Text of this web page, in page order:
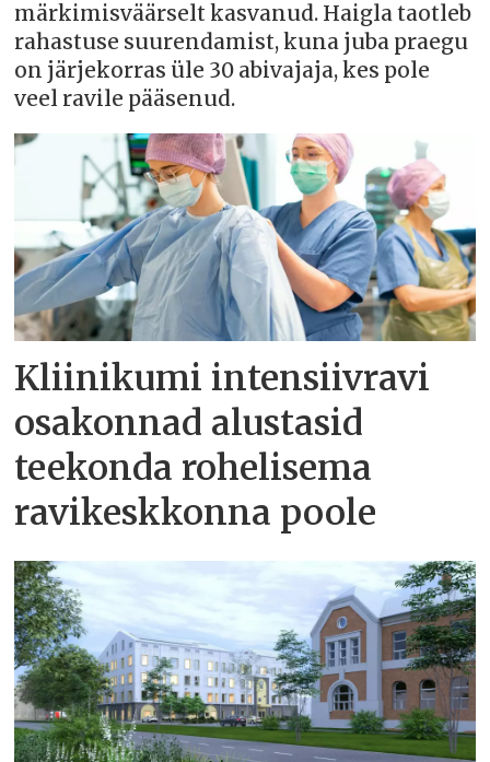
märkimisväärselt kasvanud. Haigla taotleb
rahastuse suurendamist, kuna juba praegu
on järjekorras üle 30 abivajaja, kes pole
veel ravile pääsenud.
Kliinikumi intensiivravi
osakonnad alustasid
teekonda rohelisema
ravikeskkonna poole